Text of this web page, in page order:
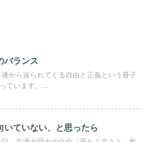
バランス
ています。...
いていない、と思ったら